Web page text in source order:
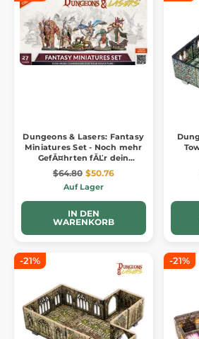
Dungeons & Lasers: Fantasy
Miniatures Set - Noch mehr
GefĂ¤hrten fĂĽr dein
Abenteuer!
$64.80 $50.76
Auf Lager
IN DEN
WARENKORB
-21% -21%